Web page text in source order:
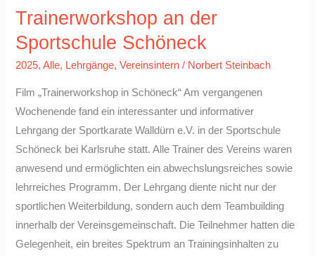
Trainerworkshop an der
Sportschule Schöneck
2025,Alle, Lehrgänge,Vereinsintern / Norbert Steinbach
Film „Trainerworkshop in Schöneck“ Am vergangenen
Wochenende fand ein interessanter und informativer
Lehrgang der Sportkarate Walldürn e.V. in der Sportschule
Schöneck bei Karlsruhe statt. Alle Trainer des Vereins waren
anwesend und ermöglichten ein abwechslungsreiches sowie
lehrreiches Programm. Der Lehrgang diente nicht nur der
sportlichen Weiterbildung, sondern auch dem Teambuilding
innerhalb der Vereinsgemeinschaft. Die Teilnehmer hatten die
Gelegenheit, ein breites Spektrum an Trainingsinhalten zu
der
Sportschule